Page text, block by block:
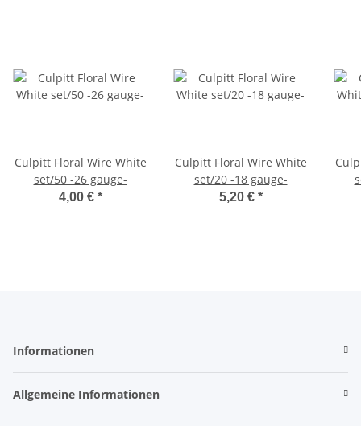
Culpitt Floral Wire White
set/50 -26 gauge-
4,00 € *
Culpitt Floral Wire White
set/20 -18 gauge-
5,20 € *
Informationen
Allgemeine Informationen